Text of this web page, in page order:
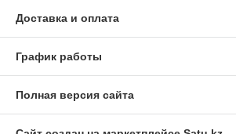
Доставка и оплата
График работы
Полная версия сайта